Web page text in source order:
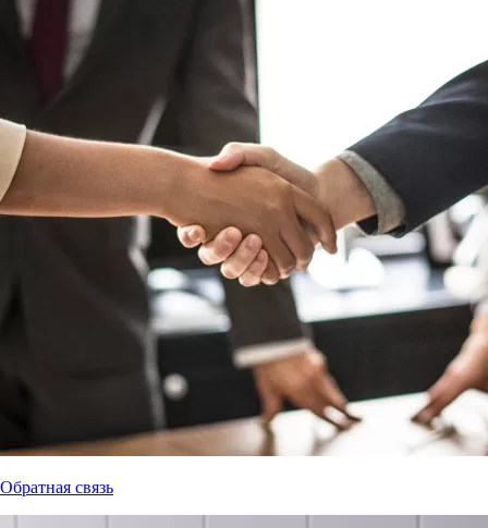
Обратная связь